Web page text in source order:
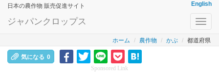
日本の農作物 販売促進サイト English
ジャパンクロップス
ホーム 農作物 かぶ 都道府県
気になる 0
Sponsored Link